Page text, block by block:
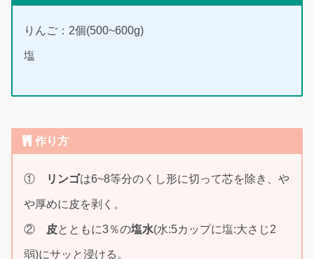
りんご：2個(500~600g)
塩
作り方
① リンゴは6~8等分のくし形に切って芯を除き、や
や厚めに皮を剥く。
② 皮とともに3％の塩水(水:5カップに塩:大さじ2
弱)にサッと浸ける。